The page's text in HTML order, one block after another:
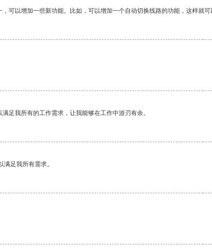
可以增加一些新功能。比如，可以增加一个自动切换线路的功能，这样就
足我所有的工作需求，让我能够在工作中游刃有余。
足我所有需求。